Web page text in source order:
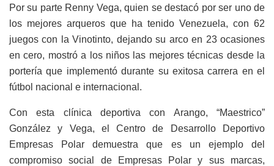
Por su parte Renny Vega, quien se destacó por ser uno de
los mejores arqueros que ha tenido Venezuela, con 62
juegos con la Vinotinto, dejando su arco en 23 ocasiones
en cero, mostró a los niños las mejores técnicas desde la
portería que implementó durante su exitosa carrera en el
fútbol nacional e internacional.
Con esta clínica deportiva con Arango, “Maestrico”
González y Vega, el Centro de Desarrollo Deportivo
Empresas Polar demuestra que es un ejemplo del
compromiso social de Empresas Polar y sus marcas,